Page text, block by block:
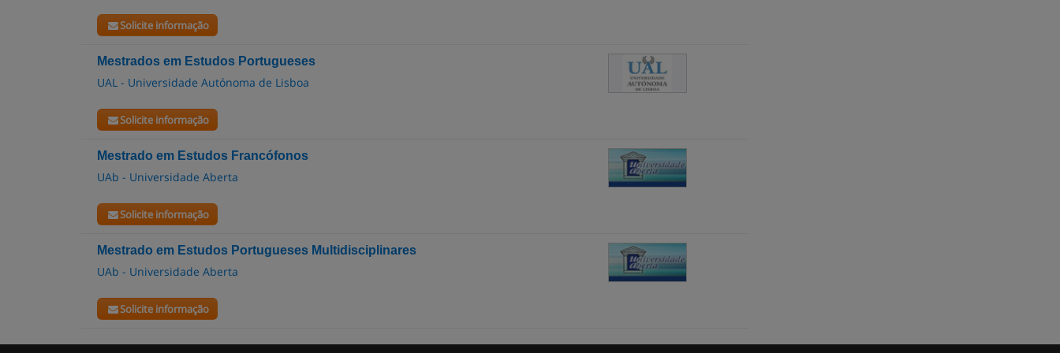
Solicite informação
Mestrados em Estudos Portugueses
UAL - Universidade Autónoma de Lisboa
Solicite informação
Mestrado em Estudos Francófonos
UAb - Universidade Aberta
Solicite informação
Mestrado em Estudos Portugueses Multidisciplinares
UAb - Universidade Aberta
Solicite informação